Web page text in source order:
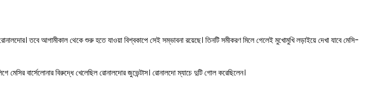
তবে আগামীকাল থেকে শুরু হতে যাওয়া বিশ্বকাপে সেই সম্ভাবনা রয়েছে। তিনটি সমীকরণ মিলে গেলেই মুখোমুখি লড়াইয়ে দেখা যাবে মেসি-
বার্সেলোনার বিরুদ্ধে খেলেছিল রোনালদোর জুভেন্টাস। রোনালদো ম্যাচে দুটি গোল করেছিলেন।